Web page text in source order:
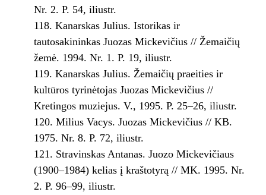
Nr. 2. P. 54, iliustr.
Kanarskas Julius. Istorikas ir
tautosakininkas Juozas Mickevičius // Žemaičių
žemė. 1994. Nr. 1. P. 19, iliustr.
Kanarskas Julius. Žemaičių praeities ir
kultūros tyrinėtojas Juozas Mickevičius //
Kretingos muziejus. V., 1995. P. 25–26, iliustr.
Milius Vacys. Juozas Mickevičius // KB.
1975. Nr. 8. P. 72, iliustr.
Stravinskas Antanas. Juozo Mickevičiaus
(1900–1984) kelias į kraštotyrą // MK. 1995. Nr.
2. P. 96–99, iliustr.